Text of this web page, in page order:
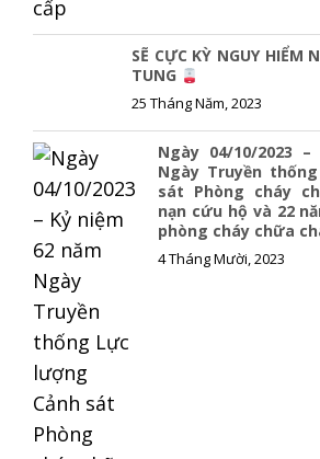
SẼ CỰC KỲ NGUY HIỂM
TUNG
25 Tháng Năm, 2023
Ngày 04/10/2023
Ngày Truyền
sát Phòng cháy
nạn cứu hộ và 22
phòng cháy chữa
4 Tháng Mười, 2023